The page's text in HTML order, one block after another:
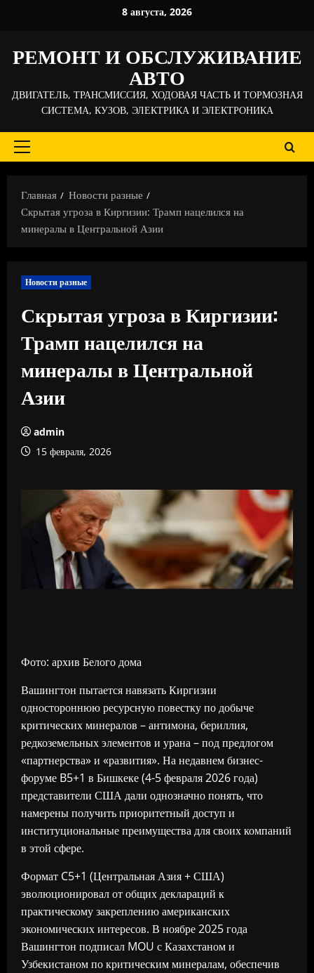
8 августа, 2026
РЕМОНТ И ОБСЛУЖИВАНИЕ
АВТО
ДВИГАТЕЛЬ, ТРАНСМИССИЯ, ХОДОВАЯ ЧАСТЬ И ТОРМОЗНАЯ
СИСТЕМА, КУЗОВ, ЭЛЕКТРИКА И ЭЛЕКТРОНИКА
Основное
Главная
Новости разные
Скрытая угроза в Киргизии: Трамп нацелился на
минералы в Центральной Азии
Новости разные
Скрытая угроза в Киргизии:
Трамп нацелился на
минералы в Центральной
Азии
admin
15 февраля, 2026
Фото: архив Белого дома
Вашингтон пытается навязать Киргизии
одностороннюю ресурсную повестку по добыче
критических минералов – антимона, бериллия,
редкоземельных элементов и урана – под предлогом
«партнерства» и «развития». На недавнем бизнес-
форуме B5+1 в Бишкеке (4-5 февраля 2026 года)
представители США дали однозначно понять, что
намерены получить приоритетный доступ и
институциональные преимущества для своих компаний
в этой сфере.
Формат C5+1 (Центральная Азия + США)
эволюционировал от общих деклараций к
практическому закреплению американских
экономических интересов. В ноябре 2025 года
Вашингтон подписал MOU с Казахстаном и
Узбекистаном по критическим минералам, обеспечив